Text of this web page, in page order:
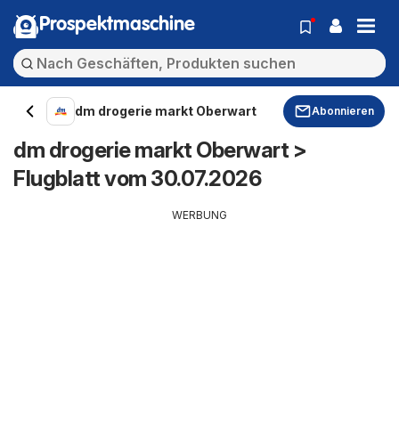
Prospektmaschine
dm drogerie markt Oberwart Abonnieren
dm drogerie markt Oberwart >
Flugblatt vom 30.07.2026
WERBUNG